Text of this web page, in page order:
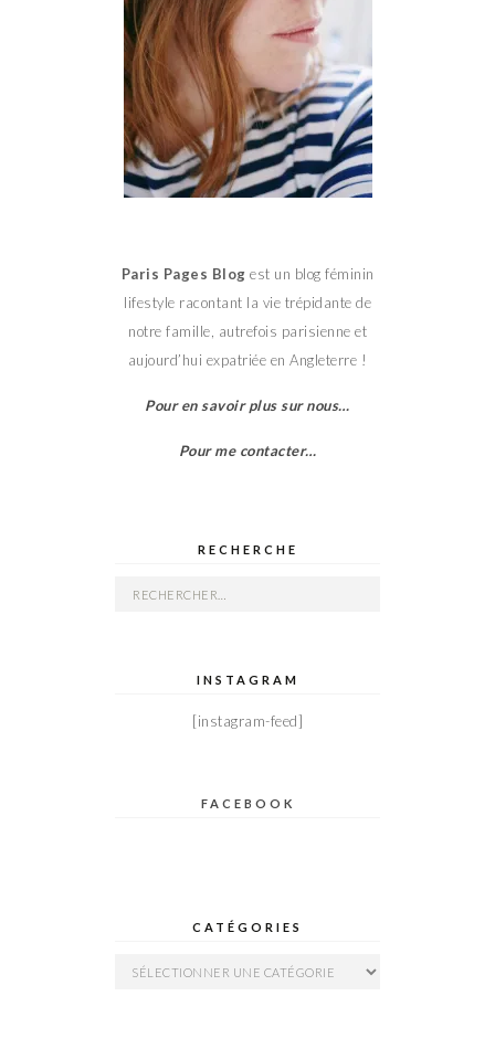
Paris Pages Blog est un blog féminin
lifestyle racontant la vie trépidante de
notre famille, autrefois parisienne et
aujourd’hui expatriée en Angleterre !
Pour en savoir plus sur nous…
Pour me contacter…
RECHERCHE
Rechercher :
INSTAGRAM
[instagram-feed]
FACEBOOK
CATÉGORIES
Catégories